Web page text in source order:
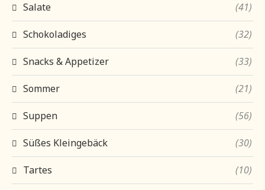
Salate (41)
Schokoladiges (32)
Snacks & Appetizer (33)
Sommer (21)
Suppen (56)
Süßes Kleingebäck (30)
Tartes (10)